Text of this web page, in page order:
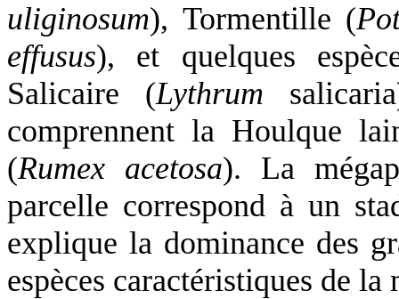
uliginosum), Tormentille (
effusus), et quelques
Salicaire (Lythrum
comprennent la Houlque
(Rumex acetosa). La
parcelle correspond à un
explique la dominance des
espèces caractéristiques de la